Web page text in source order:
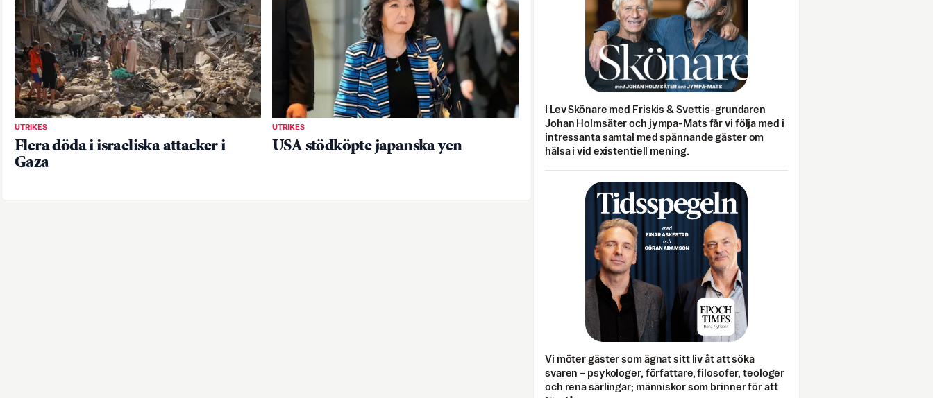
UTRIKES
Flera döda i israeliska attacker i
Gaza
UTRIKES
USA stödköpte japanska yen
I Lev Skönare med Friskis & Svettis-grundaren
Johan Holmsäter och jympa-Mats får vi följa med i
intressanta samtal med spännande gäster om
hälsa i vid existentiell mening.
Vi möter gäster som ägnat sitt liv åt att söka
svaren – psykologer, författare, filosofer, teologer
och rena särlingar; människor som brinner för att